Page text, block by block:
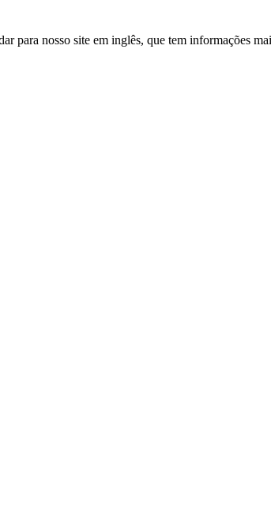
para nosso site em inglês, que tem informações